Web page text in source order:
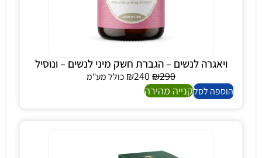
ויאגרה לנשים – הגברת חשק מיני לנשים – ונוסיל
₪290
₪240
כולל מע"מ
הוספה לסלקנייה מהירה